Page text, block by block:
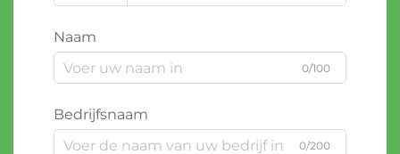
Naam
0/100
Bedrijfsnaam
0/200